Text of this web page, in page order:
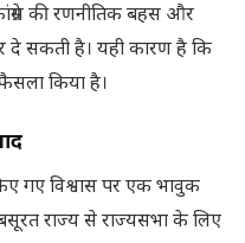
की रणनीतिक बहस और
दे सकती है। यही कारण है कि
किया है।
किए गए विश्वास पर एक भावुक
राज्य से राज्यसभा के लिए